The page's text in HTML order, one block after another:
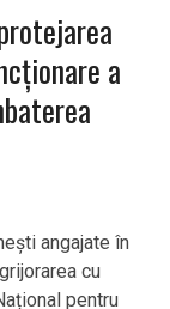
a
angajate în
cu
pentru